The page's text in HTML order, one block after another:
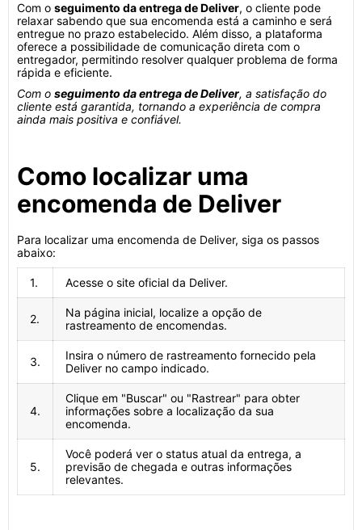
Com o seguimento da entrega de Deliver, o cliente pode
relaxar sabendo que sua encomenda está a caminho e será
entregue no prazo estabelecido. Além disso, a plataforma
oferece a possibilidade de comunicação direta com o
entregador, permitindo resolver qualquer problema de forma
rápida e eficiente.
Com o seguimento da entrega de Deliver, a satisfação do
cliente está garantida, tornando a experiência de compra
ainda mais positiva e confiável.
Como localizar uma
encomenda de Deliver
Para localizar uma encomenda de Deliver, siga os passos
abaixo:
1. Acesse o site oficial da Deliver.
2.
Na página inicial, localize a opção de
rastreamento de encomendas.
3.
Insira o número de rastreamento fornecido pela
Deliver no campo indicado.
4.
Clique em "Buscar" ou "Rastrear" para obter
informações sobre a localização da sua
encomenda.
5.
Você poderá ver o status atual da entrega, a
previsão de chegada e outras informações
relevantes.